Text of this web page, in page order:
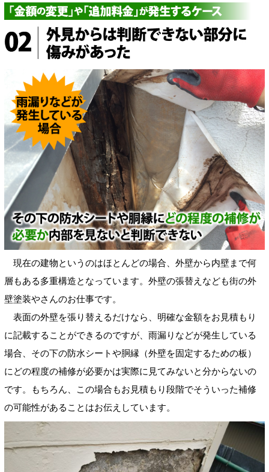
現在の建物というのはほとんどの場合、外壁から内壁まで何
層もある多重構造となっています。外壁の張替えなども街の外
壁塗装やさんのお仕事です。
表面の外壁を張り替えるだけなら、明確な金額をお見積もり
に記載することができるのですが、雨漏りなどが発生している
場合、その下の防水シートや胴縁（外壁を固定するための板）
にどの程度の補修が必要かは実際に見てみないと分からないの
です。もちろん、この場合もお見積もり段階でそういった補修
の可能性があることはお伝えしています。